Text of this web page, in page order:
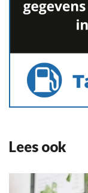
Lees ook